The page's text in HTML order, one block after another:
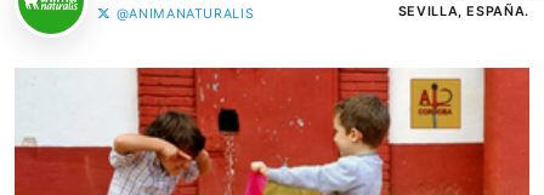
@ANIMANATURALIS
SEVILLA, ESPAÑA.